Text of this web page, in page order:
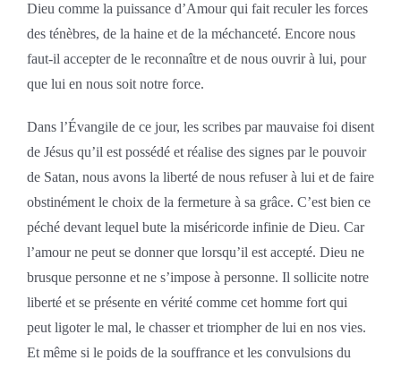
Dieu comme la puissance d’Amour qui fait reculer les forces
des ténèbres, de la haine et de la méchanceté. Encore nous
faut-il accepter de le reconnaître et de nous ouvrir à lui, pour
que lui en nous soit notre force.
Dans l’Évangile de ce jour, les scribes par mauvaise foi disent
de Jésus qu’il est possédé et réalise des signes par le pouvoir
de Satan, nous avons la liberté de nous refuser à lui et de faire
obstinément le choix de la fermeture à sa grâce. C’est bien ce
péché devant lequel bute la miséricorde infinie de Dieu. Car
l’amour ne peut se donner que lorsqu’il est accepté. Dieu ne
brusque personne et ne s’impose à personne. Il sollicite notre
liberté et se présente en vérité comme cet homme fort qui
peut ligoter le mal, le chasser et triompher de lui en nos vies.
Et même si le poids de la souffrance et les convulsions du